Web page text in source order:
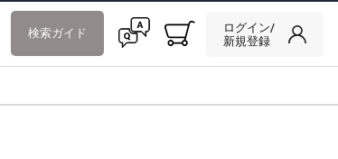
検索ガイド
ログイン/
新規登録